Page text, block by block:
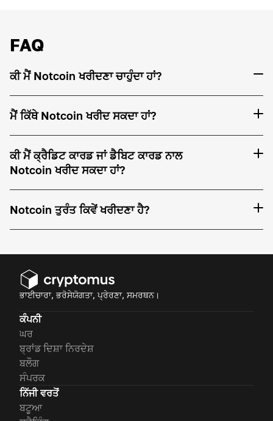
FAQ
ਕੀ ਮੈਂ Notcoin ਖਰੀਦਣਾ ਚਾਹੁੰਦਾ ਹਾਂ?
ਮੈਂ ਕਿੱਥੇ Notcoin ਖਰੀਦ ਸਕਦਾ ਹਾਂ?
ਕੀ ਮੈਂ ਕ੍ਰੈਡਿਟ ਕਾਰਡ ਜਾਂ ਡੈਬਿਟ ਕਾਰਡ ਨਾਲ
Notcoin ਖਰੀਦ ਸਕਦਾ ਹਾਂ?
Notcoin ਤੁਰੰਤ ਕਿਵੇਂ ਖਰੀਦਣਾ ਹੈ?
ਭਾਈਚਾਰਾ, ਭਰੋਸੇਯੋਗਤਾ, ਪ੍ਰੇਰਣਾ, ਸਮਰਥਨ।
ਕੰਪਨੀ
ਘਰ
ਬ੍ਰਾਂਡ ਦਿਸ਼ਾ ਨਿਰਦੇਸ਼
ਬਲੌਗ
ਸੰਪਰਕ
ਨਿੱਜੀ ਵਰਤੋਂ
ਬਟੂਆ